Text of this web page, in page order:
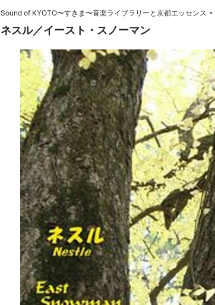
Sound of KYOTO〜すきま〜音楽ライブラリーと京都エッセンス •
ネスル／イースト・スノーマン